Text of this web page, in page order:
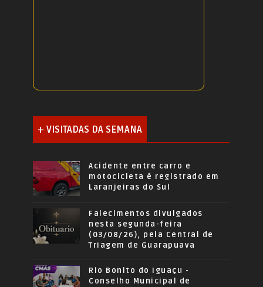
+ VISITADAS DA SEMANA
Acidente entre carro e
motocicleta é registrado em
Laranjeiras do Sul
Falecimentos divulgados
nesta segunda-feira
(03/08/26), pela Central de
Triagem de Guarapuava
Rio Bonito do Iguaçu -
Conselho Municipal de